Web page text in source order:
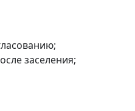
заселения;